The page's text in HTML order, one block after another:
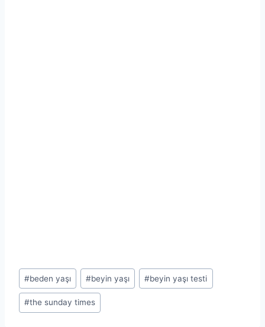
Post
Tags:
#beden yaşı #beyin yaşı #beyin yaşı testi
#the sunday times